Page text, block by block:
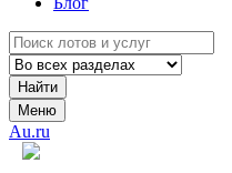
Найти
Меню
Au.ru